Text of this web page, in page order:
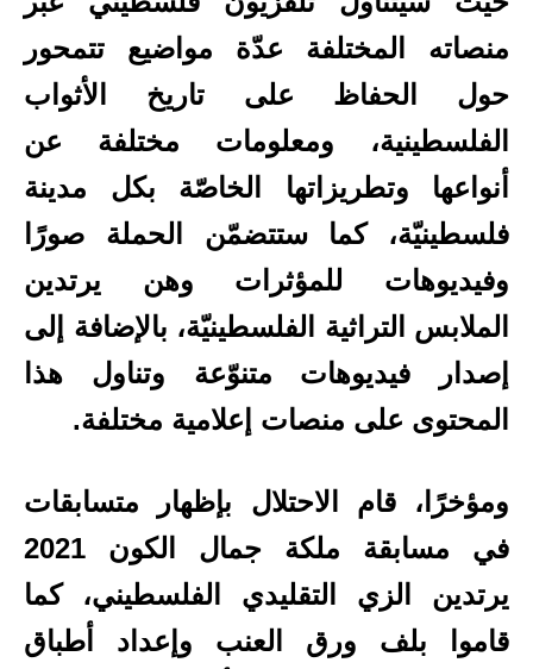
منصاته المختلفة عدّة مواضيع تتمحور
حول الحفاظ على تاريخ الأثواب
الفلسطينية، ومعلومات مختلفة عن
أنواعها وتطريزاتها الخاصّة بكل مدينة
فلسطينيّة، كما ستتضمّن الحملة صورًا
وفيديوهات للمؤثرات وهن يرتدين
الملابس التراثية الفلسطينيّة، بالإضافة إلى
إصدار فيديوهات متنوّعة وتناول هذا
المحتوى على منصات إعلامية مختلفة.
ومؤخرًا، قام الاحتلال بإظهار متسابقات
في مسابقة ملكة جمال الكون 2021
يرتدين الزي التقليدي الفلسطيني، كما
قاموا بلف ورق العنب وإعداد أطباق